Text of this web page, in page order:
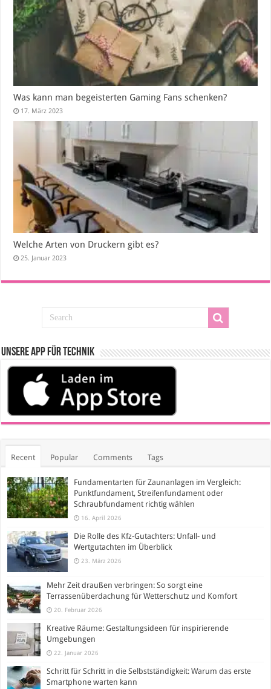
Was kann man begeisterten Gaming Fans schenken?
17. März 2023
Welche Arten von Druckern gibt es?
25. Januar 2023
Unsere App für Technik
Recent Popular Comments Tags
Fundamentarten für Zaunanlagen im Vergleich:
Punktfundament, Streifenfundament oder
Schraubfundament richtig wählen
16. April 2026
Die Rolle des Kfz-Gutachters: Unfall- und
Wertgutachten im Überblick
23. März 2026
Mehr Zeit draußen verbringen: So sorgt eine
Terrassenüberdachung für Wetterschutz und Komfort
20. Februar 2026
Kreative Räume: Gestaltungsideen für inspirierende
Umgebungen
22. Januar 2026
Schritt für Schritt in die Selbstständigkeit: Warum das erste
Smartphone warten kann